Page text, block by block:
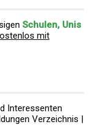
Schulen, Unis
mit
Interessenten
Verzeichnis |